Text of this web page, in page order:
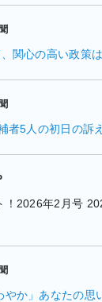
関心の高い政策
者5人の初日の訴
！2026年2月号
やか」あなたの思